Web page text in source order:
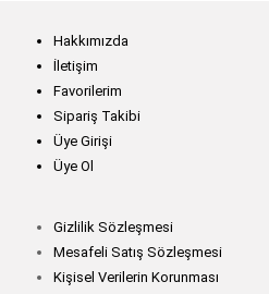
Hakkımızda
İletişim
Favorilerim
Sipariş Takibi
Üye Girişi
Üye Ol
Gizlilik Sözleşmesi
Mesafeli Satış Sözleşmesi
Kişisel Verilerin Korunması